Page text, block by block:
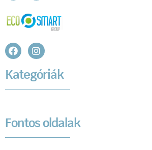
Kategóriák
Fontos oldalak